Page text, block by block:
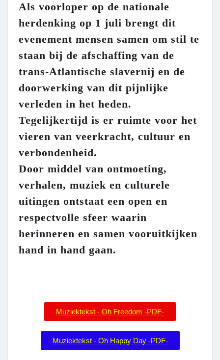
Als voorloper op de nationale
herdenking op 1 juli brengt dit
evenement mensen samen om stil te
staan bij de afschaffing van de
trans-Atlantische slavernij en de
doorwerking van dit pijnlijke
verleden in het heden.
Tegelijkertijd is er ruimte voor het
vieren van veerkracht, cultuur en
verbondenheid.
Door middel van ontmoeting,
verhalen, muziek en culturele
uitingen ontstaat een open en
respectvolle sfeer waarin
herinneren en samen vooruitkijken
hand in hand gaan.
Muziektekst - Oh Freedom -PDF-
Muziektekst - Oh Happy Day -PDF-